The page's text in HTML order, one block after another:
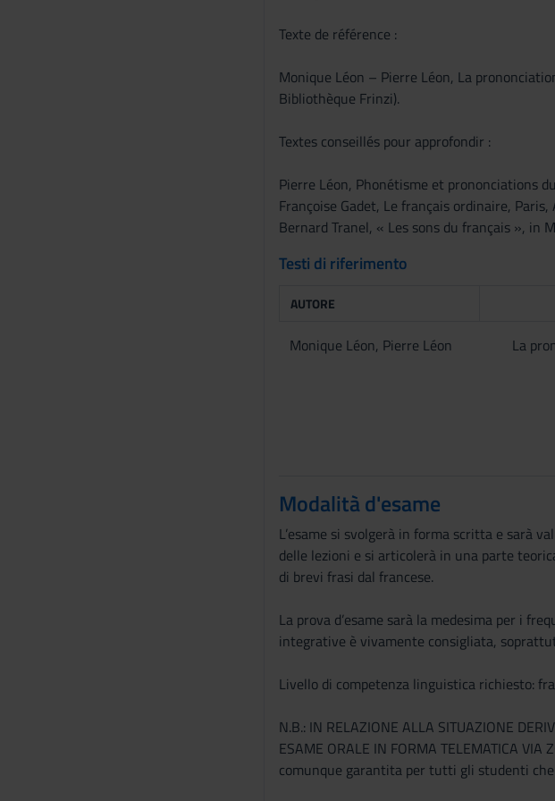
Texte de référence :
Monique Léon – Pierre Léon, La
Bibliothèque Frinzi).
Textes conseillés pour approfondir :
Pierre Léon, Phonétisme et prononciations
Françoise Gadet, Le français ordinaire,
Bernard Tranel, « Les sons du français », in
Testi di riferimento
AUTORE
Monique Léon, Pierre Léon
La
Modalità d'esame
L’esame si svolgerà in forma scritta e sarà
delle lezioni e si articolerà in una parte
di brevi frasi dal francese.
La prova d’esame sarà la medesima per i
integrative è vivamente consigliata,
Livello di competenza linguistica richiesto:
N.B.: IN RELAZIONE ALLA SITUAZIONE
ESAME ORALE IN FORMA TELEMATICA
comunque garantita per tutti gli studenti